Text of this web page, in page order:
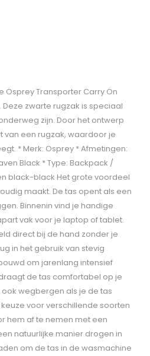
Osprey Transporter Carry On
zwarte rugzak is speciaal
zijn. Door het ontwerp
een rugzak, waardoor je
* Merk: Osprey * Afmetingen:
Black * Type: Backpack /
black-black Het grote voordeel
maakt. De tas opent als een
Binnenin vind je handige
vak voor je laptop of tablet.
direct bij de hand zonder je
in het gebruik van stevig
om jarenlang intensief
de tas comfortabel op je
wegbergen als je de tas
voor verschillende soorten
hem af te nemen met een
natuurlijke manier drogen in
om de tas in de wasmachine